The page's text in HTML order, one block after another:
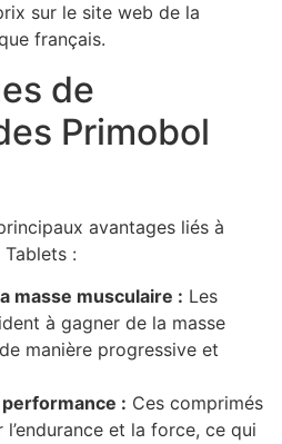
sur le site web de la
français.
de
Primobol
avantages liés à
:
masse musculaire : Les
à gagner de la masse
manière progressive et
: Ces comprimés
et la force, ce qui